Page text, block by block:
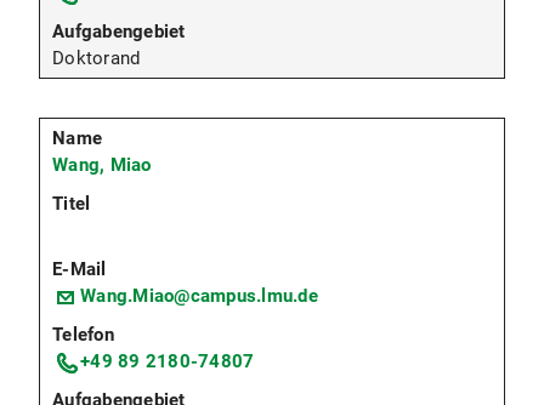
Doktorand
Wang, Miao
Wang.Miao@campus.lmu.de
+49 89 2180-74807